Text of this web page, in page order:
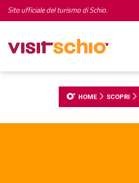
Sito ufficiale del turismo di Schio.
HOME SCOPRI